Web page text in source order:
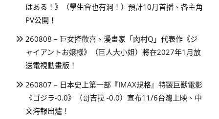
はある！》（學生會也有洞！）預計10月首播、各主角
PV公開！
260808 – 巨女控歡喜、漫畫家「肉村Q」代表作《ジ
ャイアントお嬢様》（巨人大小姐）將在2027年1月放
送電視動畫版！
260807 – 日本史上第一部『IMAX規格』特製巨獸電影
《ゴジラ-0.0》（哥吉拉 -0.0）宣布11/6台灣上映、中
文海報出爐！